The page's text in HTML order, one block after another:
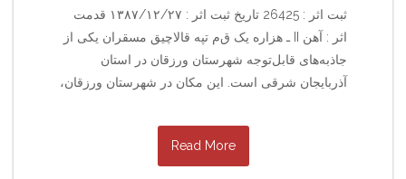
ثبت اثر : 26425 تاریخ ثبت اثر : ۱۳۸۷/۱۲/۲۷ قدمت
اثر : آهن II ـ هزاره یک ق‌م‌ تپه قالاچیق مسقران یکی از
جاذبه‌های قابل‌توجه شهرستان ورزقان در استان
آذربایجان شرقی است. این مکان در شهرستان ورزقان،
Read More